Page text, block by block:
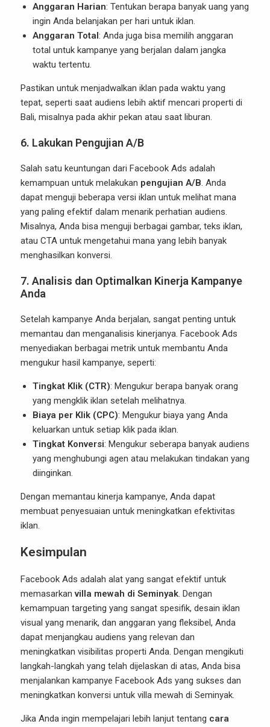
Anggaran Harian: Tentukan berapa banyak uang yang
ingin Anda belanjakan per hari untuk iklan.
Anggaran Total: Anda juga bisa memilih anggaran
total untuk kampanye yang berjalan dalam jangka
waktu tertentu.
Pastikan untuk menjadwalkan iklan pada waktu yang
tepat, seperti saat audiens lebih aktif mencari properti di
Bali, misalnya pada akhir pekan atau saat liburan.
6. Lakukan Pengujian A/B
Salah satu keuntungan dari Facebook Ads adalah
kemampuan untuk melakukan pengujian A/B. Anda
dapat menguji beberapa versi iklan untuk melihat mana
yang paling efektif dalam menarik perhatian audiens.
Misalnya, Anda bisa menguji berbagai gambar, teks iklan,
atau CTA untuk mengetahui mana yang lebih banyak
menghasilkan konversi.
7. Analisis dan Optimalkan Kinerja Kampanye
Anda
Setelah kampanye Anda berjalan, sangat penting untuk
memantau dan menganalisis kinerjanya. Facebook Ads
menyediakan berbagai metrik untuk membantu Anda
mengukur hasil kampanye, seperti:
Tingkat Klik (CTR): Mengukur berapa banyak orang
yang mengklik iklan setelah melihatnya.
Biaya per Klik (CPC): Mengukur biaya yang Anda
keluarkan untuk setiap klik pada iklan.
Tingkat Konversi: Mengukur seberapa banyak audiens
yang menghubungi agen atau melakukan tindakan yang
diinginkan.
Dengan memantau kinerja kampanye, Anda dapat
membuat penyesuaian untuk meningkatkan efektivitas
iklan.
Kesimpulan
Facebook Ads adalah alat yang sangat efektif untuk
memasarkan villa mewah di Seminyak. Dengan
kemampuan targeting yang sangat spesifik, desain iklan
visual yang menarik, dan anggaran yang fleksibel, Anda
dapat menjangkau audiens yang relevan dan
meningkatkan visibilitas properti Anda. Dengan mengikuti
langkah-langkah yang telah dijelaskan di atas, Anda bisa
menjalankan kampanye Facebook Ads yang sukses dan
meningkatkan konversi untuk villa mewah di Seminyak.
Jika Anda ingin mempelajari lebih lanjut tentang cara